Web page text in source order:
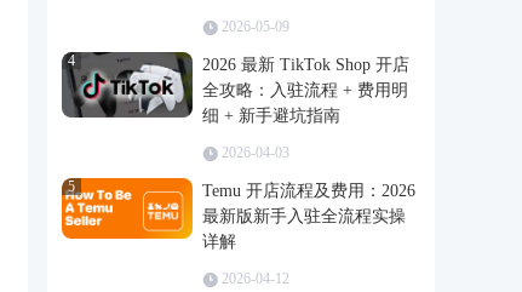
2026-05-09
4
2026 最新 TikTok Shop 开店
全攻略：入驻流程 + 费用明
细 + 新手避坑指南
2026-04-03
5
Temu 开店流程及费用：2026
最新版新手入驻全流程实操
详解
2026-04-12